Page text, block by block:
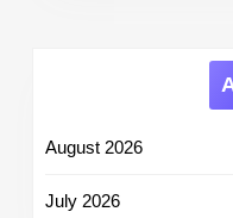
August 2026
July 2026